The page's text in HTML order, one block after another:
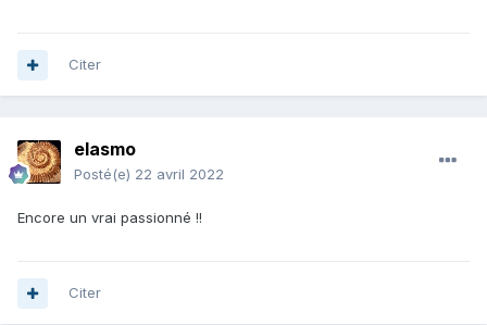
Citer
elasmo
Posté(e) 22 avril 2022
Encore un vrai passionné !!
Citer